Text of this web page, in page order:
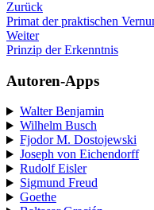
Zurück
Primat der praktischen
Weiter
Prinzip der Erkenntnis
Autoren-Apps
Walter Benjamin
Wilhelm Busch
Fjodor M. Dostojewski
Joseph von Eichendorff
Rudolf Eisler
Sigmund Freud
Goethe